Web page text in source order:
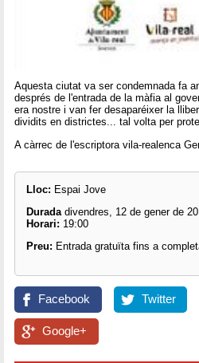
Aquesta ciutat va ser condemnada fa
després de l'entrada de la màfia al
era nostre i van fer desaparéixer la
dividits en districtes... tal volta per
A càrrec de l'escriptora vila-realenca
Lloc: Espai Jove
Durada divendres, 12 de gener de
Horari: 19:00
Preu: Entrada gratuïta fins a
Facebook Twitter
Google+